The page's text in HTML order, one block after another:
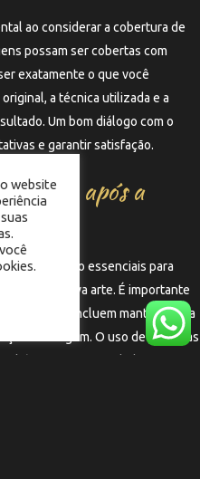
ao considerar a cobertura de
possam ser cobertas com
exatamente o que você
a técnica utilizada e a
Um bom diálogo com o
e garantir satisfação.
após a
cuidados são essenciais para
da nova arte. É importante
incluem manter a área
a tatuagem. O uso de pomadas
website